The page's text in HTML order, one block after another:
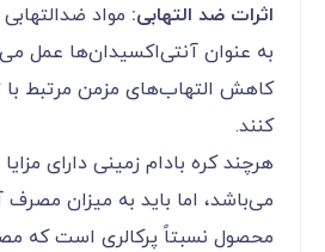
اثرات ضد التهابی: مواد
به عنوان آنتی‌اکسیدان‌ها عمل
کاهش التهاب‌های مزمن مرتبط
کنند.
هرچند کره بادام زمینی دارای
می‌باشد، اما باید به میزان
محصول نسبتاً پرکالری است که